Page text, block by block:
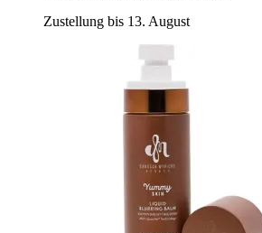
Zustellung bis 13. August